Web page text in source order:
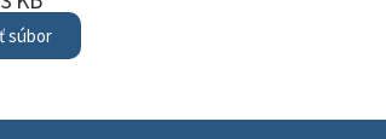
súbor